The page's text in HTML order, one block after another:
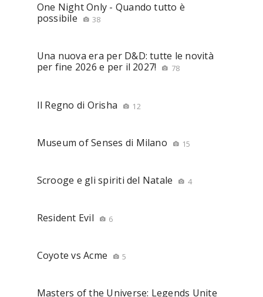
One Night Only - Quando tutto è
possibile
38
Una nuova era per D&D: tutte le novità
per fine 2026 e per il 2027!
78
Il Regno di Orisha 12
Museum of Senses di Milano 15
Scrooge e gli spiriti del Natale 4
Resident Evil 6
Coyote vs Acme 5
Masters of the Universe: Legends Unite